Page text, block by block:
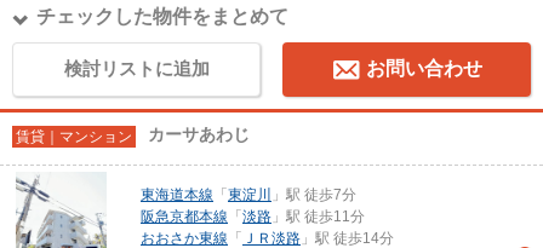
チェックした物件をまとめて
検討リストに追加 お問い合わせ
賃貸｜マンション カーサあわじ
東海道本線 「 東淀川
」駅 徒歩7分
阪急京都本線 「 淡路 」駅 徒歩11分
おおさか東線 「 ＪＲ淡路 」駅 徒歩14分